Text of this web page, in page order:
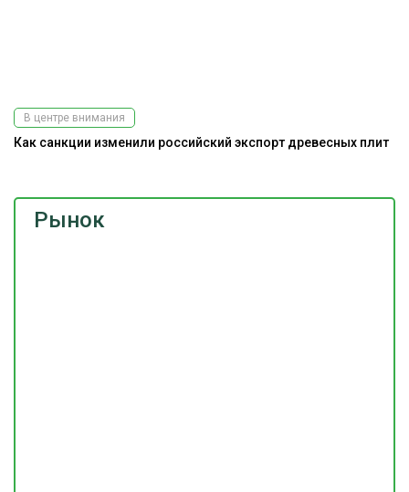
Рынок
В центре внимания
Как санкции изменили российский экспорт древесных плит